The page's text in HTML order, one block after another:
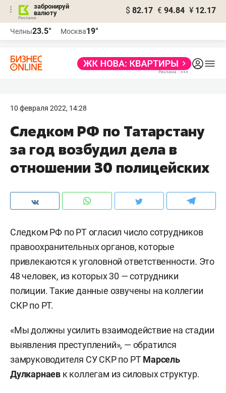
забронируй
валюту
$ 82.17 € 94.84 ¥ 12.17
Челны23.5° Москва19°
10 февраля 2022, 14:28
Следком РФ по Татарстану
за год возбудил дела в
отношении 30 полицейских
Следком РФ по РТ огласил число сотрудников
правоохранительных органов, которые
привлекаются к уголовной ответственности. Это
48 человек, из которых 30 — сотрудники
полиции. Такие данные озвучены на коллегии
СКР по РТ.
«Мы должны усилить взаимодействие на стадии
выявления преступлений», — обратился
замруководителя СУ СКР по РТМарсель
Дулкарнаев к коллегам из силовых структур.